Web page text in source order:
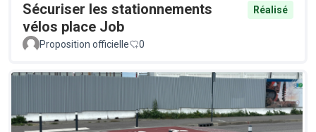
Sécuriser les stationnements
vélos place Job
Réalisé
Proposition officielle 0